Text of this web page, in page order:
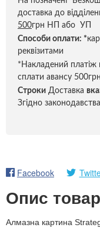
доставка до
500грн НП або УП
Способи оплати: *
реквізитами
*Накладений платіж
сплати авансу
Строки Доставка
Згідно
Facebook
Опис
Алмазна картина